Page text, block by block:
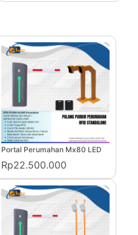
Portal Perumahan Mx80 LED
Rp22.500.000